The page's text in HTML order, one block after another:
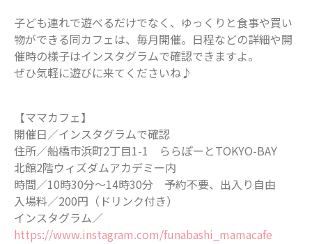
子ども連れで遊べるだけでなく、ゆっくりと食事や買い
物ができる同カフェは、毎月開催。日程などの詳細や開
催時の様子はインスタグラムで確認できますよ。
ぜひ気軽に遊びに来てくださいね♪
【ママカフェ】
開催日／インスタグラムで確認
住所／船橋市浜町2丁目1-1 ららぽーとTOKYO-BAY
北館2階ウィズダムアカデミー内
時間／10時30分～14時30分 予約不要、出入り自由
入場料／200円（ドリンク付き）
インスタグラム／
https://www.instagram.com/funabashi_mamacafe